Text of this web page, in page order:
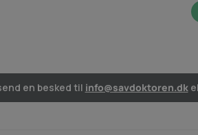
en besked til info@savdoktoren.dk